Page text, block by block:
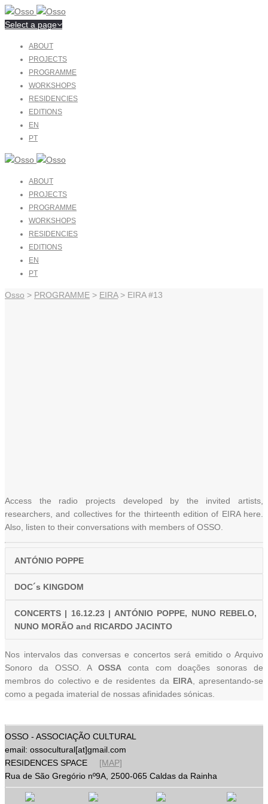
Select a page
ABOUT
PROJECTS
PROGRAMME
WORKSHOPS
RESIDENCIES
EDITIONS
EN
PT
ABOUT
PROJECTS
PROGRAMME
WORKSHOPS
RESIDENCIES
EDITIONS
EN
PT
Osso > PROGRAMME > EIRA> EIRA #13
Access the radio projects developed by the invited artists,
researchers, and collectives for the thirteenth edition of EIRA here.
Also, listen to their conversations with members of OSSO.
ANTÓNIO POPPE
DOC´s KINGDOM
CONCERTS | 16.12.23 | ANTÓNIO POPPE, NUNO REBELO,
NUNO MORÃO and RICARDO JACINTO
Nos intervalos das conversas e concertos será emitido o Arquivo
Sonoro da OSSO. AOSSA conta com doações sonoras de
membros do colectivo e de residentes da EIRA, apresentando-se
como a pegada imaterial de nossas afinidades sónicas.
OSSO - ASSOCIAÇÃO CULTURAL
email: ossocultural[at]gmail.com
RESIDENCES SPACE [MAP]
Rua de São Gregório nº9A, 2500-065 Caldas da Rainha